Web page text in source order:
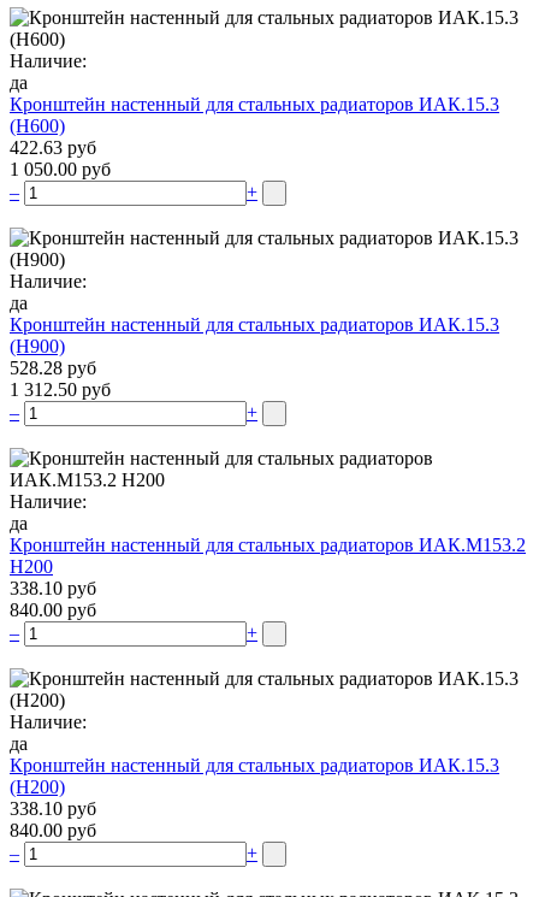
Наличие:
да
Кронштейн настенный для стальных радиаторов ИАК.15.3
(H600)
422.63 руб
1 050.00 руб
–
+
Наличие:
да
Кронштейн настенный для стальных радиаторов ИАК.15.3
(H900)
528.28 руб
1 312.50 руб
–
+
Наличие:
да
Кронштейн настенный для стальных радиаторов ИАК.М153.2
Н200
338.10 руб
840.00 руб
–
+
Наличие:
да
Кронштейн настенный для стальных радиаторов ИАК.15.3
(H200)
338.10 руб
840.00 руб
–
+